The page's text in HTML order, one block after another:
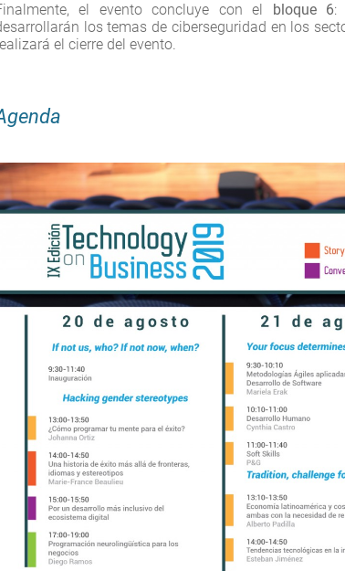
el evento concluye con el
bloque 6:
los temas de ciberseguridad en los
el cierre del evento.